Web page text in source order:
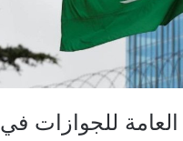
للجوازات في